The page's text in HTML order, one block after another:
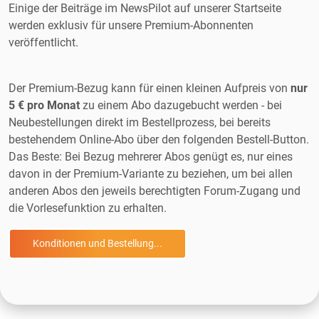
Einige der Beiträge im NewsPilot auf unserer Startseite
werden exklusiv für unsere Premium-Abonnenten
veröffentlicht.
Der Premium-Bezug kann für einen kleinen Aufpreis von nur
5 € pro Monat zu einem Abo dazugebucht werden - bei
Neubestellungen direkt im Bestellprozess, bei bereits
bestehendem Online-Abo über den folgenden Bestell-Button.
Das Beste: Bei Bezug mehrerer Abos genügt es, nur eines
davon in der Premium-Variante zu beziehen, um bei allen
anderen Abos den jeweils berechtigten Forum-Zugang und
die Vorlesefunktion zu erhalten.
Konditionen und Bestellung...